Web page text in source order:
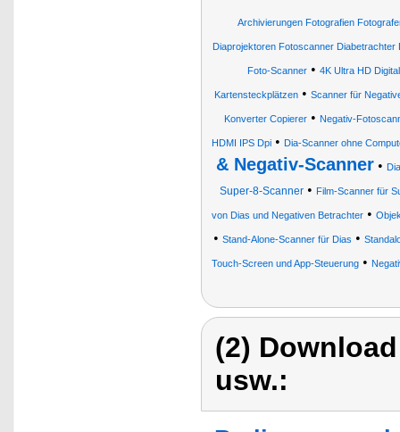
Archivierungen Fotografien
Diaprojektoren Fotoscanner Diabetrachter
Foto-Scanner• 4K Ultra HD
Kartensteckplätzen • Scanner für
Konverter Copierer• Negativ-
HDMI IPS Dpi• Dia-Scanner ohne
& Negativ-Scanner •
Super-8-Scanner• Film-Scanner für
von Dias und Negativen Betrachter •
• Stand-Alone-Scanner für Dias •
Touch-Screen und App-Steuerung•
(2)
usw.: